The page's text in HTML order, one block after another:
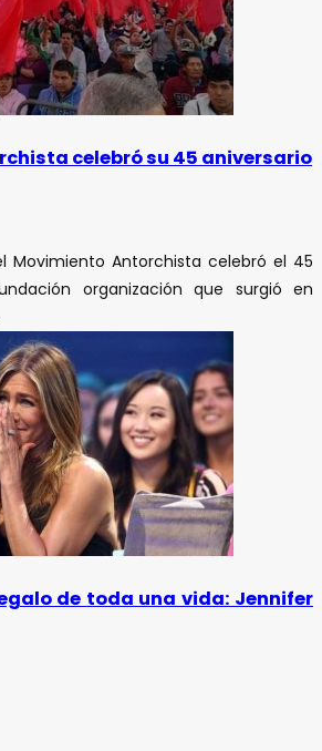
celebró su 45 aniversario
Movimiento Antorchista celebró el 45
organización que surgió en
de toda una vida: Jennifer